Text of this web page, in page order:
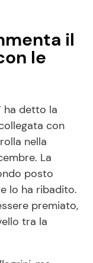
il
le
ha detto la
con
nella
La
posto
lo ha ribadito.
premiato,
tra la